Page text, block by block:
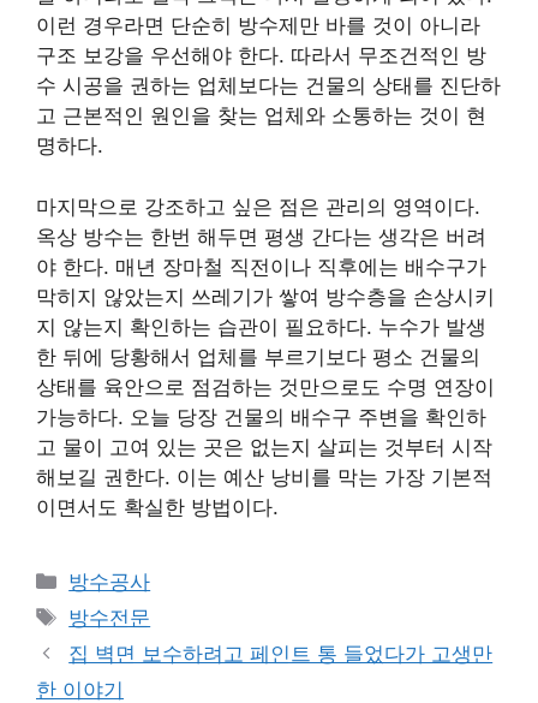
이런 경우라면 단순히 방수제만 바를 것이 아니라
구조 보강을 우선해야 한다. 따라서 무조건적인 방
수 시공을 권하는 업체보다는 건물의 상태를 진단하
고 근본적인 원인을 찾는 업체와 소통하는 것이 현
명하다.
마지막으로 강조하고 싶은 점은 관리의 영역이다.
옥상 방수는 한번 해두면 평생 간다는 생각은 버려
야 한다. 매년 장마철 직전이나 직후에는 배수구가
막히지 않았는지 쓰레기가 쌓여 방수층을 손상시키
지 않는지 확인하는 습관이 필요하다. 누수가 발생
한 뒤에 당황해서 업체를 부르기보다 평소 건물의
상태를 육안으로 점검하는 것만으로도 수명 연장이
가능하다. 오늘 당장 건물의 배수구 주변을 확인하
고 물이 고여 있는 곳은 없는지 살피는 것부터 시작
해보길 권한다. 이는 예산 낭비를 막는 가장 기본적
이면서도 확실한 방법이다.
카
테
고
리
방수공사
태
그
방수전문
집 벽면 보수하려고 페인트 통 들었다가 고생만
한 이야기